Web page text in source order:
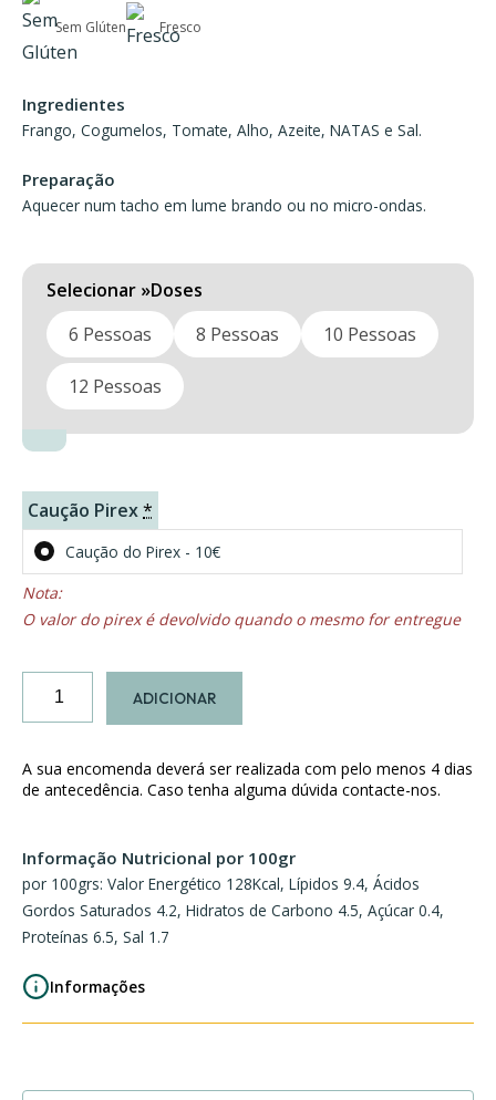
40,65 €
through
Sem Glúten Fresco
Ingredientes
Frango, Cogumelos, Tomate, Alho, Azeite, NATAS e Sal.
Preparação
Aquecer num tacho em lume brando ou no micro-ondas.
Doses
6 Pessoas
8 Pessoas 10 Pessoas
12 Pessoas
Caução Pirex*
Caução do Pirex - 10€
O valor do pirex é devolvido quando o mesmo for entregue
Quantidade
de
Frango
ADICIONAR
A sua encomenda deverá ser realizada com pelo menos 4 dias
de antecedência. Caso tenha alguma dúvida contacte-nos.
Informação Nutricional por 100gr
por 100grs: Valor Energético 128Kcal, Lípidos 9.4, Ácidos
Gordos Saturados 4.2, Hidratos de Carbono 4.5, Açúcar 0.4,
Proteínas 6.5, Sal 1.7
Informações